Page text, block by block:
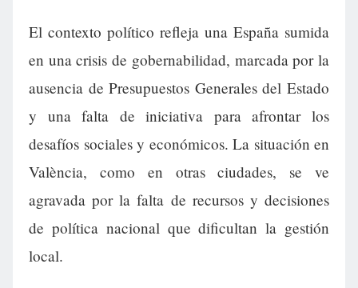
El contexto político refleja una España sumida
en una crisis de gobernabilidad, marcada por la
ausencia de Presupuestos Generales del Estado
y una falta de iniciativa para afrontar los
desafíos sociales y económicos. La situación en
València, como en otras ciudades, se ve
agravada por la falta de recursos y decisiones
de política nacional que dificultan la gestión
local.